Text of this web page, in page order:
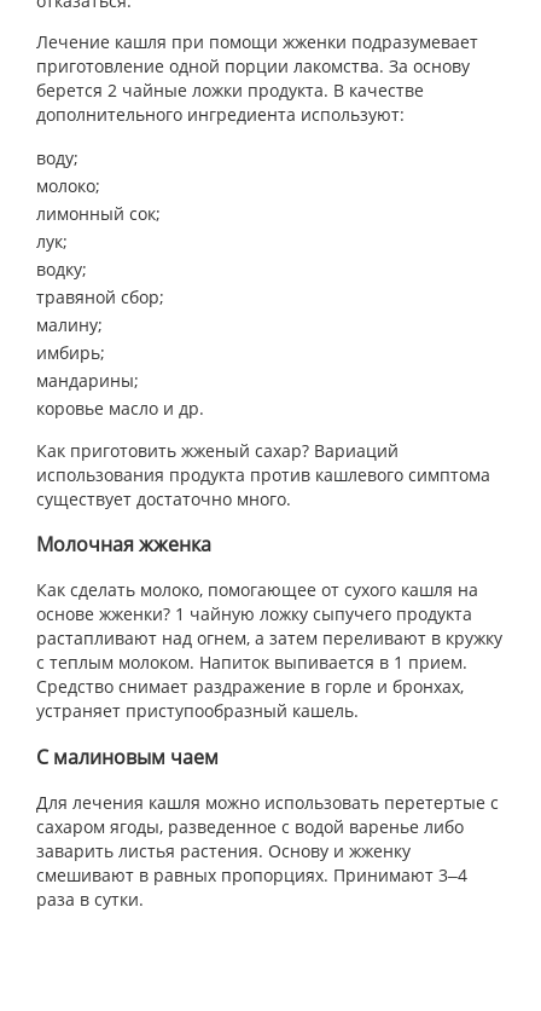
Лечение кашля при помощи жженки подразумевает
приготовление одной порции лакомства. За основу
берется 2 чайные ложки продукта. В качестве
дополнительного ингредиента используют:
воду;
молоко;
лимонный сок;
лук;
водку;
травяной сбор;
малину;
имбирь;
мандарины;
коровье масло и др.
Как приготовить жженый сахар? Вариаций
использования продукта против кашлевого симптома
существует достаточно много.
Молочная жженка
Как сделать молоко, помогающее от сухого кашля на
основе жженки? 1 чайную ложку сыпучего продукта
растапливают над огнем, а затем переливают в кружку
с теплым молоком. Напиток выпивается в 1 прием.
Средство снимает раздражение в горле и бронхах,
устраняет приступообразный кашель.
С малиновым чаем
Для лечения кашля можно использовать перетертые с
сахаром ягоды, разведенное с водой варенье либо
заварить листья растения. Основу и жженку
смешивают в равных пропорциях. Принимают 3‒4
раза в сутки.